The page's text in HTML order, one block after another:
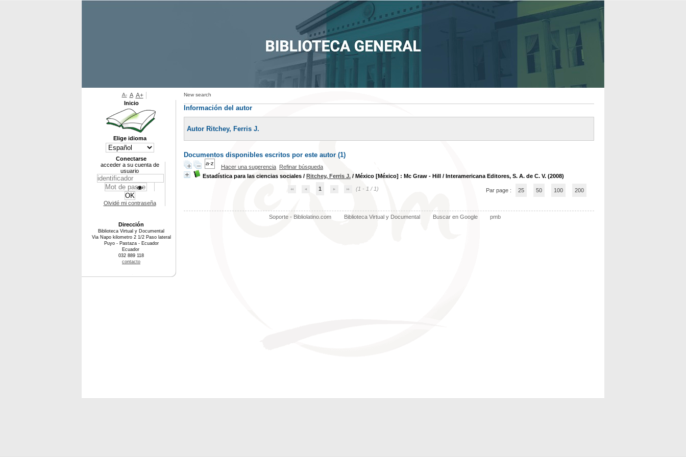
New search
Información del autor
Autor Ritchey, Ferris J.
Documentos disponibles escritos por este autor (1)
Hacer una sugerencia Refinar búsqueda
Estadística para las ciencias sociales / Ritchey, Ferris J. / México [México] : Mc Graw - Hill / Interamericana Editores, S. A. de C. V. (2008)
1 (1 - 1 / 1) Par page : 25 50 100 200
Soporte - Bibliolatino.com Biblioteca Virtual y Documental Buscar en Google pmb
A- A A+
Inicio
Elige idioma
Conectarse
acceder a su cuenta de
usuario
Olvidé mi contraseña
Dirección
Biblioteca Virtual y Documental
Via Napo kilometro 2 1/2 Paso lateral
Puyo - Pastaza - Ecuador
Ecuador
032 889 118
contacto